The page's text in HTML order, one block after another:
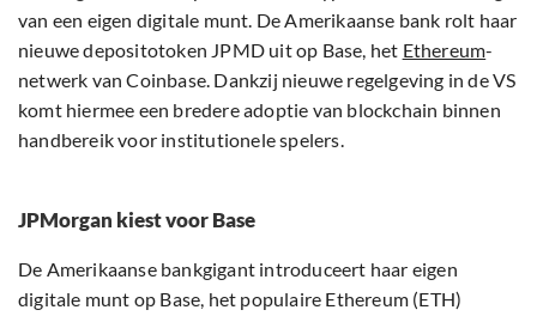
van een eigen digitale munt. De Amerikaanse bank rolt haar
nieuwe depositotoken JPMD uit op Base, het Ethereum-
netwerk van Coinbase. Dankzij nieuwe regelgeving in de VS
komt hiermee een bredere adoptie van blockchain binnen
handbereik voor institutionele spelers.
JPMorgan kiest voor Base
De Amerikaanse bankgigant introduceert haar eigen
digitale munt op Base, het populaire Ethereum (ETH)